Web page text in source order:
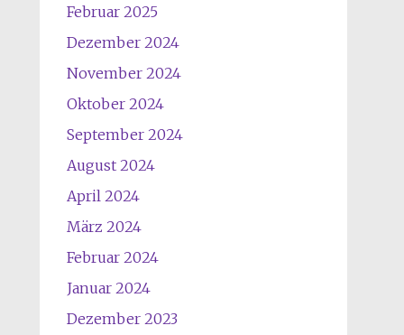
Februar 2025
Dezember 2024
November 2024
Oktober 2024
September 2024
August 2024
April 2024
März 2024
Februar 2024
Januar 2024
Dezember 2023